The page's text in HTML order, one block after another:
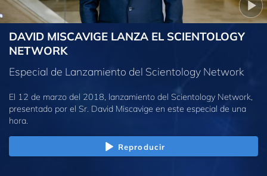
DAVID MISCAVIGE LANZA EL SCIENTOLOGY
NETWORK
Especial de Lanzamiento del Scientology Network
El 12 de marzo del 2018, lanzamiento del Scientology Network,
presentado por el Sr. David Miscavige en este especial de una
hora.
Reproducir